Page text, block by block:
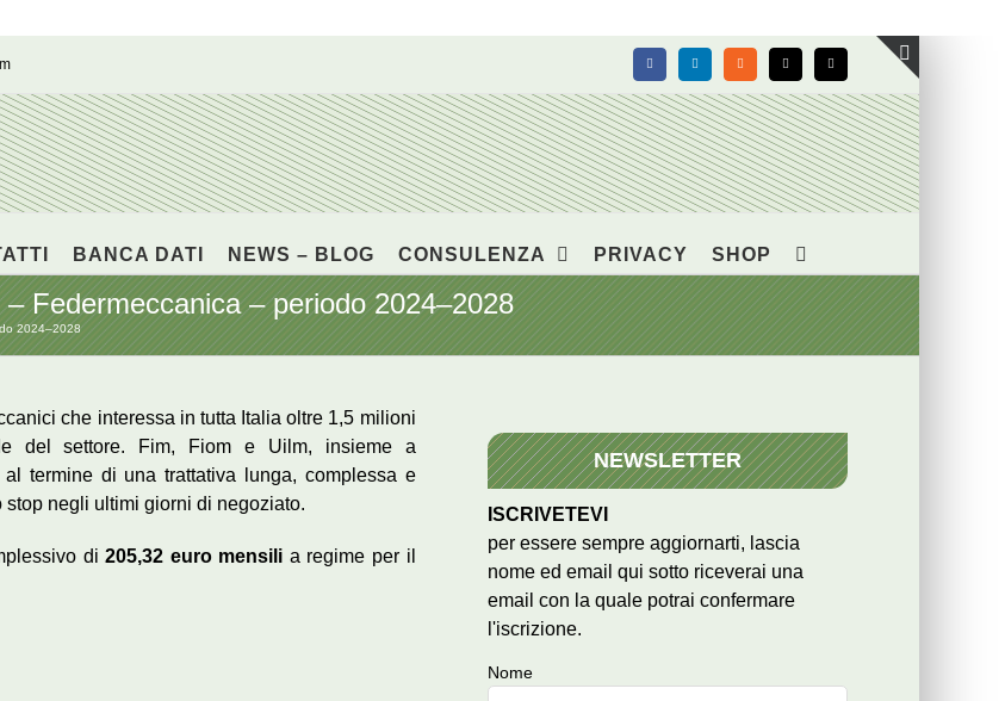
FacebookLinkedIn Rss X Email
BANCA DATI NEWS – BLOG CONSULENZA PRIVACY SHOP
Federmeccanica – periodo 2024–2028
2024–2028
che interessa in tutta Italia oltre 1,5 milioni
del settore. Fim, Fiom e Uilm, insieme a
al termine di una trattativa lunga, complessa e
negli ultimi giorni di negoziato.
di205,32 euro mensili a regime per il
NEWSLETTER
ISCRIVETEVI
per essere sempre aggiornarti, lascia
nome ed email qui sotto riceverai una
email con la quale potrai confermare
l'iscrizione.
Nome
Toggle
area
barra
scorrevole